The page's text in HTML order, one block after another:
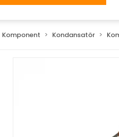
Komponent Kondansatör